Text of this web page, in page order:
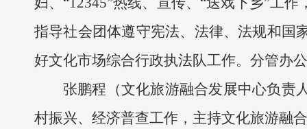
指导社会团体遵守宪法、法律、法规和国
好文化市场综合行政执法队工作。分管办
张鹏程（文化旅游融合发展中心负责
村振兴、经济普查工作，主持文化旅游融